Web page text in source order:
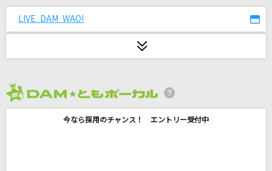
愛々
TOKI-Ver.)
Lia
LIVE DAM WAO!
今なら採用のチャンス！ エントリー受付中